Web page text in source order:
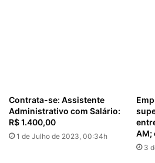
Contrata-se: Assistente
Administrativo com Salário:
R$ 1.400,00
1 de Julho de 2023, 00:34h
AM;
3